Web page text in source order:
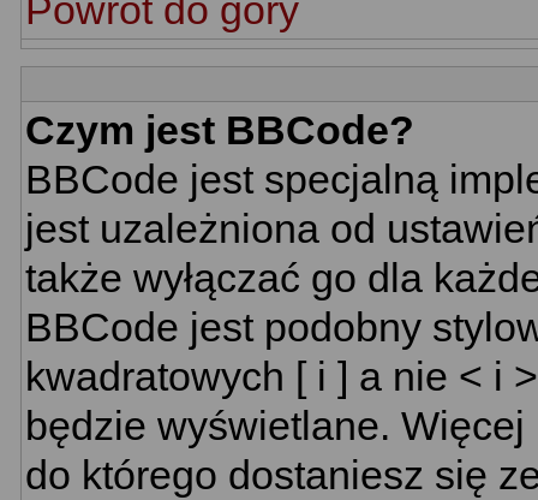
Powrót do góry
Czym jest BBCode?
BBCode jest specjalną
jest uzależniona od
także wyłączać go dla
BBCode jest podobny
kwadratowych [ i ] a nie < i
będzie wyświetlane.
do którego dostaniesz się